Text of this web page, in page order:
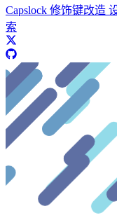
Capslock 修饰键改造
索